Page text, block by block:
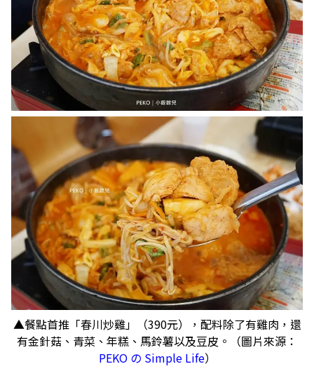
▲餐點首推「春川炒雞」（390元），配料除了有雞肉，還
有金針菇、青菜、年糕、馬鈴薯以及豆皮。（圖片來源：
PEKO の Simple Life）